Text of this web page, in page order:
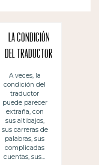
La condición
del traductor
A veces, la
condición del
traductor
puede parecer
extraña, con
sus altibajos,
sus carreras de
palabras, sus
complicadas
cuentas, sus…